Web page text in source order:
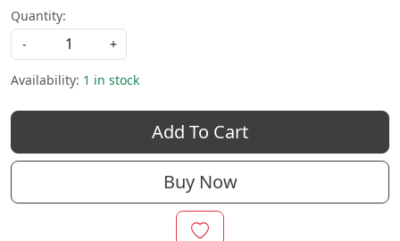
Quantity:
-
+
Availability: 1 in stock
Add To Cart
Buy Now